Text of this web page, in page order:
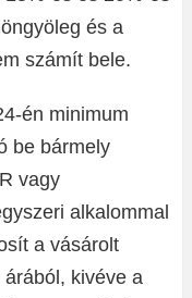
és a
számít bele.
én minimum
be bármely
vagy
alkalommal
a vásárolt
kivéve a